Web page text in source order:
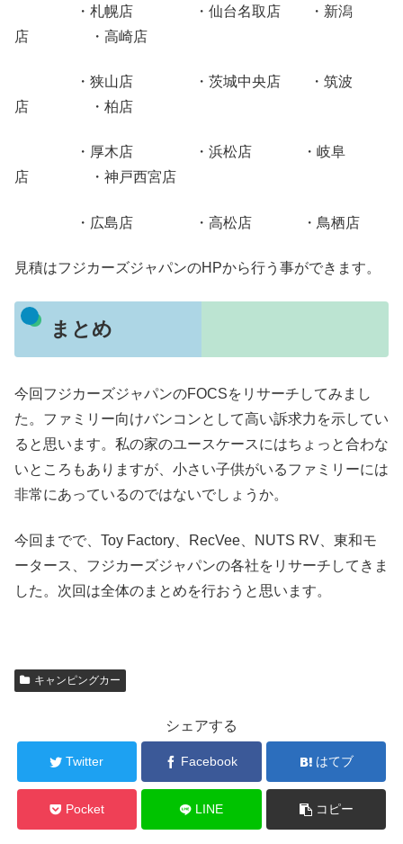
・札幌店 ・仙台名取店 ・新潟
店 ・高崎店
・狭山店 ・茨城中央店 ・筑波
店 ・柏店
・厚木店 ・浜松店 ・岐阜
店 ・神戸西宮店
・広島店 ・高松店 ・鳥栖店
見積はフジカーズジャパンのHPから行う事ができます。
まとめ
今回フジカーズジャパンのFOCSをリサーチしてみまし
た。ファミリー向けバンコンとして高い訴求力を示してい
ると思います。私の家のユースケースにはちょっと合わな
いところもありますが、小さい子供がいるファミリーには
非常にあっているのではないでしょうか。
今回までで、Toy Factory、RecVee、NUTS RV、東和モ
ータース、フジカーズジャパンの各社をリサーチしてきま
した。次回は全体のまとめを行おうと思います。
キャンピングカー
シェアする
Twitter Facebook はてブ
Pocket LINE コピー